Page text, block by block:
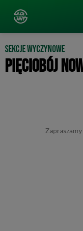
Sekcje wyczynowe
PIĘCIOBÓJ